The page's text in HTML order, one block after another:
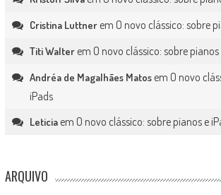
Cristina Luttnerem O novo clássico: sobre
Titi Walterem O novo clássico: sobre pianos
Andréa de Magalhães Matosem O novo
iPads
Leticiaem O novo clássico: sobre pianos e
ARQUIVO